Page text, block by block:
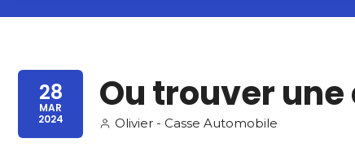
28
MAR
2024
Ou trouver une
Olivier - Casse Automobile